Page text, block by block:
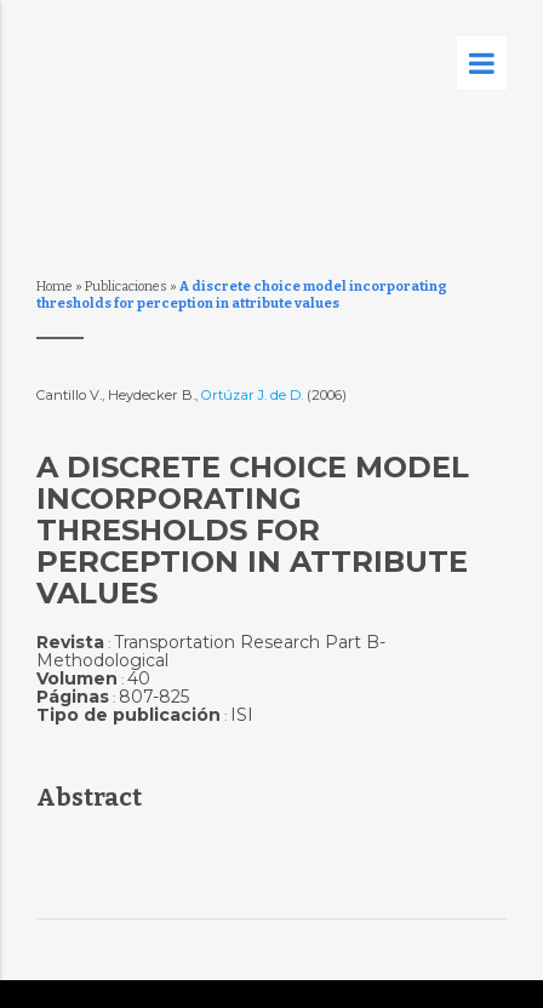
Home » Publicaciones » A discrete choice model incorporating
thresholds for perception in attribute values
Cantillo V., Heydecker B., Ortúzar J. de D. (2006)
A DISCRETE CHOICE MODEL
INCORPORATING
THRESHOLDS FOR
PERCEPTION IN ATTRIBUTE
VALUES
Revista: Transportation Research Part B-
Methodological
Volumen : 40
Páginas: 807-825
Tipo de publicación : ISI
Abstract